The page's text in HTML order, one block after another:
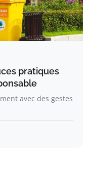
pratiques
avec des gestes